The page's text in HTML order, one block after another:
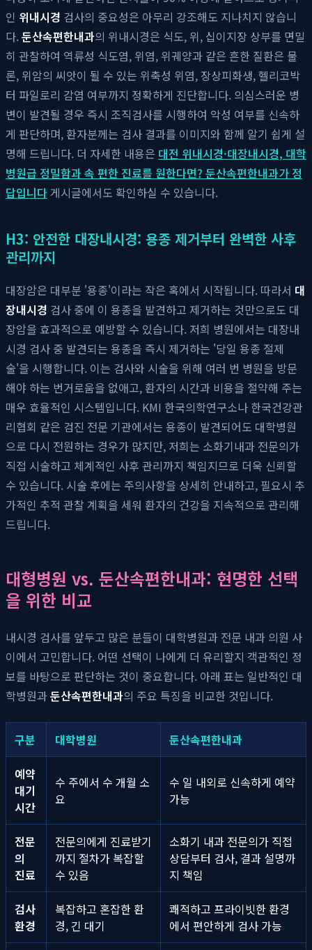
인 위내시경 검사의 중요성은 아무리 강조해도 지나치지 않습니
다.둔산속편한내과의 위내시경은 식도, 위, 십이지장 상부를 면밀
히 관찰하여 역류성 식도염, 위염, 위궤양과 같은 흔한 질환은 물
론, 위암의 씨앗이 될 수 있는 위축성 위염, 장상피화생, 헬리코박
터 파일로리 감염 여부까지 정확하게 진단합니다. 의심스러운 병
변이 발견될 경우 즉시 조직검사를 시행하여 악성 여부를 신속하
게 판단하며, 환자분께는 검사 결과를 이미지와 함께 알기 쉽게 설
명해 드립니다. 더 자세한 내용은 대전 위내시경·대장내시경, 대학
병원급 정밀함과 속 편한 진료를 원한다면? 둔산속편한내과가 정
답입니다게시글에서도 확인하실 수 있습니다.
H3: 안전한 대장내시경: 용종 제거부터 완벽한 사후
관리까지
대장암은 대부분 '용종'이라는 작은 혹에서 시작됩니다. 따라서 대
장내시경 검사 중에 이 용종을 발견하고 제거하는 것만으로도 대
장암을 효과적으로 예방할 수 있습니다. 저희 병원에서는 대장내
시경 검사 중 발견되는 용종을 즉시 제거하는 '당일 용종 절제
술'을 시행합니다. 이는 검사와 시술을 위해 여러 번 병원을 방문
해야 하는 번거로움을 없애고, 환자의 시간과 비용을 절약해 주는
매우 효율적인 시스템입니다. KMI 한국의학연구소나 한국건강관
리협회 같은 검진 전문 기관에서는 용종이 발견되어도 대학병원
으로 다시 전원하는 경우가 많지만, 저희는 소화기내과 전문의가
직접 시술하고 체계적인 사후 관리까지 책임지므로 더욱 신뢰할
수 있습니다. 시술 후에는 주의사항을 상세히 안내하고, 필요시 추
가적인 추적 관찰 계획을 세워 환자의 건강을 지속적으로 관리해
드립니다.
대형병원 vs. 둔산속편한내과: 현명한 선택
을 위한 비교
내시경 검사를 앞두고 많은 분들이 대학병원과 전문 내과 의원 사
이에서 고민합니다. 어떤 선택이 나에게 더 유리할지 객관적인 정
보를 바탕으로 판단하는 것이 중요합니다. 아래 표는 일반적인 대
학병원과둔산속편한내과의 주요 특징을 비교한 것입니다.
구분 대학병원 둔산속편한내과
예약
대기
시간
수 주에서 수 개월 소
요
수 일 내외로 신속하게 예약
가능
전문
의
진료
전문의에게 진료받기
까지 절차가 복잡할
수 있음
소화기 내과 전문의가 직접
상담부터 검사, 결과 설명까
지 책임
검사
환경
복잡하고 혼잡한 환
경, 긴 대기
쾌적하고 프라이빗한 환경
에서 편안하게 검사 가능